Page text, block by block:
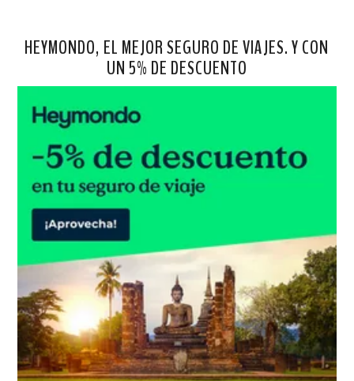
HEYMONDO, EL MEJOR SEGURO DE VIAJES. Y CON
UN 5% DE DESCUENTO